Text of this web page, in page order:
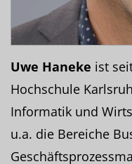
Uwe Haneke ist
Hochschule
Informatik und
u.a. die Bereiche